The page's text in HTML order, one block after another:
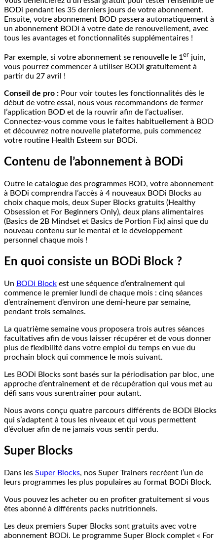
BODi pendant les 35 derniers jours de votre abonnement.
Ensuite, votre abonnement BOD passera automatiquement à
un abonnement BODi à votre date de renouvellement, avec
tous les avantages et fonctionnalités supplémentaires !
Par exemple, si votre abonnement se renouvelle le 1er juin,
vous pourrez commencer à utiliser BODi gratuitement à
partir du 27 avril !
Conseil de pro : Pour voir toutes les fonctionnalités dès le
début de votre essai, nous vous recommandons de fermer
l’application BOD et de la rouvrir afin de l’actualiser.
Connectez-vous comme vous le faites habituellement à BOD
et découvrez notre nouvelle plateforme, puis commencez
votre routine Health Esteem sur BODi.
Contenu de l’abonnement à BODi
Outre le catalogue des programmes BOD, votre abonnement
à BODi comprendra l’accès à 4 nouveaux BODi Blocks au
choix chaque mois, deux Super Blocks gratuits (Healthy
Obsession et For Beginners Only), deux plans alimentaires
(Basics de 2B Mindset et Basics de Portion Fix) ainsi que du
nouveau contenu sur le mental et le développement
personnel chaque mois !
En quoi consiste un BODi Block ?
Un BODi Block est une séquence d’entraînement qui
commence le premier lundi de chaque mois : cinq séances
d’entraînement d’environ une demi-heure par semaine,
pendant trois semaines.
La quatrième semaine vous proposera trois autres séances
facultatives afin de vous laisser récupérer et de vous donner
plus de flexibilité dans votre emploi du temps en vue du
prochain block qui commence le mois suivant.
Les BODi Blocks sont basés sur la périodisation par bloc, une
approche d’entraînement et de récupération qui vous met au
défi sans vous surentraîner pour autant.
Nous avons conçu quatre parcours différents de BODi Blocks
qui s’adaptent à tous les niveaux et qui vous permettent
d’évoluer afin de ne jamais vous sentir perdu.
Super Blocks
Dans les Super Blocks, nos Super Trainers recréent l’un de
leurs programmes les plus populaires au format BODi Block.
Vous pouvez les acheter ou en profiter gratuitement si vous
êtes abonné à différents packs nutritionnels.
Les deux premiers Super Blocks sont gratuits avec votre
abonnement BODi. Le programme Super Block complet « For